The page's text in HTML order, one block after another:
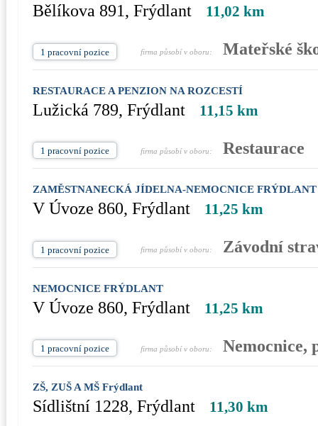
Bělíkova 891, Frýdlant 11,02 km
1 pracovní pozice firma působí v oboru: Mateřské
RESTAURACE A PENZION NA ROZCESTÍ
Lužická 789, Frýdlant 11,15 km
1 pracovní pozice firma působí v oboru: Restaurace
ZAMĚSTNANECKÁ JÍDELNA-NEMOCNICE FRÝDLANT
V Úvoze 860, Frýdlant 11,25 km
1 pracovní pozice firma působí v oboru: Závodní
NEMOCNICE FRÝDLANT
V Úvoze 860, Frýdlant 11,25 km
1 pracovní pozice firma působí v oboru: Nemocnice,
ZŠ, ZUŠ A MŠ Frýdlant
Sídlištní 1228, Frýdlant 11,30 km